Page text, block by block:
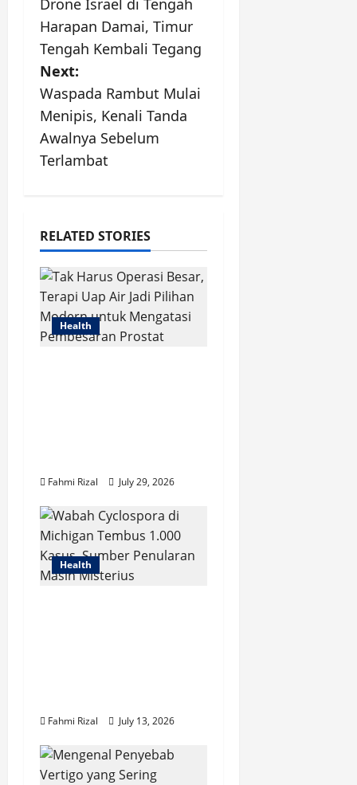
s
t
n
a
v
g
a
t
i
Drone Israel di Tengah
Harapan Damai, Timur
Tengah Kembali Tegang
Next:
Waspada Rambut Mulai
Menipis, Kenali Tanda
Awalnya Sebelum
Terlambat
RELATED STORIES
Health
Fahmi Rizal July 29, 2026
Health
Fahmi Rizal July 13, 2026